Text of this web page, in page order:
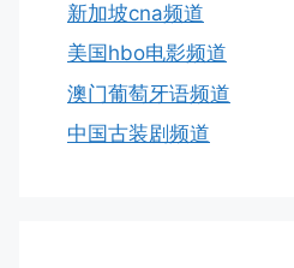
新加坡cna频道
美国hbo电影频道
澳门葡萄牙语频道
中国古装剧频道